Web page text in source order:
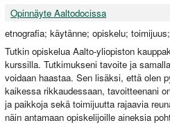
Opinnäyte Aaltodocissa
etnografia; käytänne; opiskelu;
Tutkin opiskelua Aalto-yliopiston
kurssilla. Tutkimukseni tavoite ja
voidaan haastaa. Sen lisäksi, että olen
kaikessa rikkaudessaan, tavoitteenani
ja paikkoja sekä toimijuutta rajaavia
näin antamaan opiskelijoille aineksia